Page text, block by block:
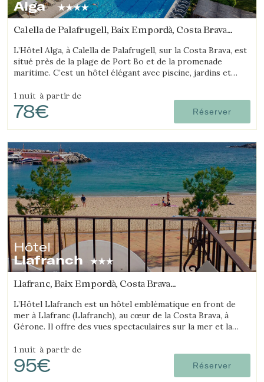
Alga
Calella de Palafrugell, Baix Empordà, Costa Brava
L’Hôtel Alga, à Calella de Palafrugell, sur la Costa Brava, est
situé près de la plage de Port Bo et de la promenade
maritime. C’est un hôtel élégant avec piscine, jardins et
1 nuit à partir de
78€ Réserver
Hôtel
Llafranch
Llafranc, Baix Empordà, Costa Brava
L’Hôtel Llafranch est un hôtel emblématique en front de
mer à Llafranc (Llafranch), au cœur de la Costa Brava, à
Gérone. Il offre des vues spectaculaires sur la mer et la
1 nuit à partir de
95€ Réserver